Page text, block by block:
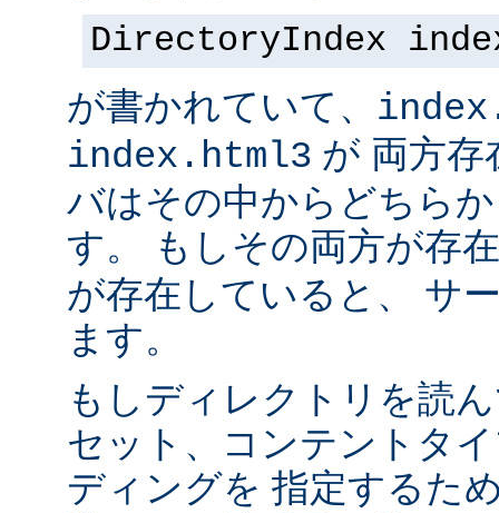
DirectoryIndex
が書かれていて、
index.html3 が 両方存
バはその中からどちら
す。 もしその両方が存
が存在していると、 サ
ます。
もしディレクトリを読
セット、コンテントタ
ディングを 指定するた